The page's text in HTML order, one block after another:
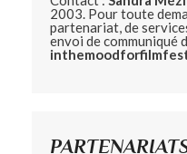
2003. Pour toute
partenariat, de
envoi de communiqué